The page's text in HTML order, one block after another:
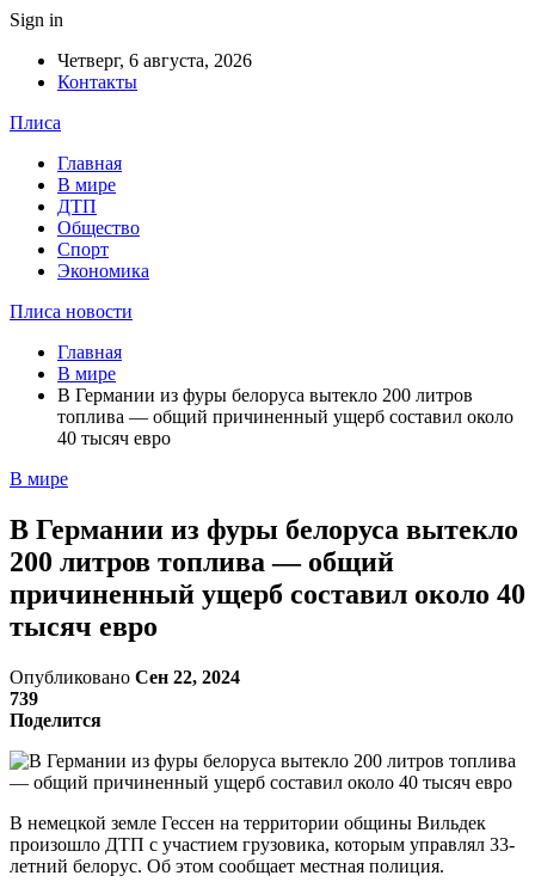
Sign in
Четверг, 6 августа, 2026
Контакты
Плиса
Главная
В мире
ДТП
Общество
Спорт
Экономика
Плиса новости
Главная
В мире
В Германии из фуры белоруса вытекло 200 литров
топлива — общий причиненный ущерб составил около
40 тысяч евро
В мире
В Германии из фуры белоруса вытекло
200 литров топлива — общий
причиненный ущерб составил около 40
тысяч евро
Опубликовано Сен 22, 2024
739
Поделится
В немецкой земле Гессен на территории общины Вильдек
произошло ДТП с участием грузовика, которым управлял 33-
летний белорус. Об этом сообщает местная полиция.